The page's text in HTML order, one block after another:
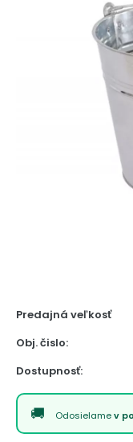
Predajná veľkosť
Obj. čislo:
Dostupnosť:
Odosielamev